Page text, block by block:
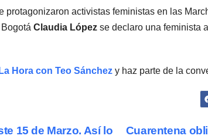
protagonizaron activistas feministas en las
Claudia López se declaro una feminista
Hora con Teo Sánchez y haz parte de la
Cuarentena
15 de Marzo. Así lo